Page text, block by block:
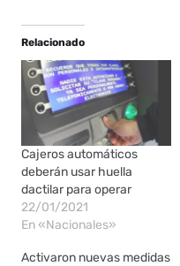
Relacionado
Cajeros automáticos
deberán usar huella
dactilar para operar
22/01/2021
En «Nacionales»
Activaron nuevas medidas